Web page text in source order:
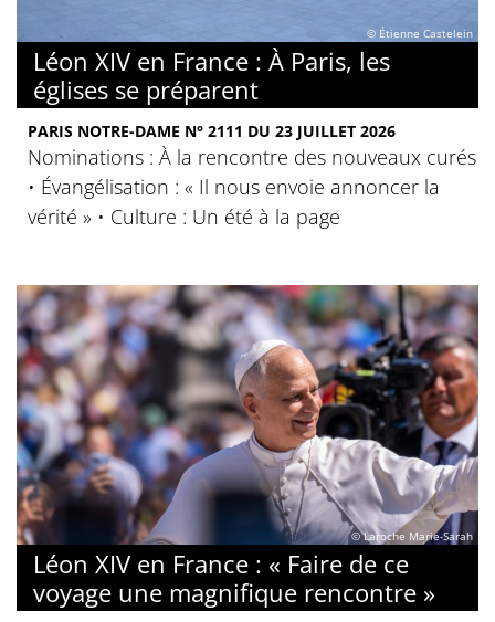
© Étienne Castelein
Léon XIV en France : À Paris, les
églises se préparent
PARIS NOTRE-DAME N° 2111 DU 23 JUILLET 2026
Nominations : À la rencontre des nouveaux curés
• Évangélisation : « Il nous envoie annoncer la
vérité » • Culture : Un été à la page
© Laroche Marie-Sarah
Léon XIV en France : « Faire de ce
voyage une magnifique rencontre »